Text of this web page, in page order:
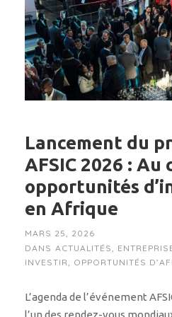
Lancement du
AFSIC 2026 :
opportunités
en Afrique
MARS 25, 2026
DANS ACTUALITÉS
INVESTIR
OPPORTUNITÉS
L’agenda de l’événement
l’un des rendez-vous